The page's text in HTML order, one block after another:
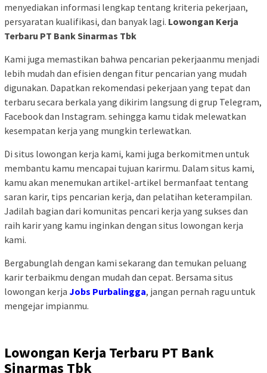
menyediakan informasi lengkap tentang kriteria pekerjaan,
persyaratan kualifikasi, dan banyak lagi. Lowongan Kerja
Terbaru PT Bank Sinarmas Tbk
Kami juga memastikan bahwa pencarian pekerjaanmu menjadi
lebih mudah dan efisien dengan fitur pencarian yang mudah
digunakan. Dapatkan rekomendasi pekerjaan yang tepat dan
terbaru secara berkala yang dikirim langsung di grup Telegram,
Facebook dan Instagram. sehingga kamu tidak melewatkan
kesempatan kerja yang mungkin terlewatkan.
Di situs lowongan kerja kami, kami juga berkomitmen untuk
membantu kamu mencapai tujuan karirmu. Dalam situs kami,
kamu akan menemukan artikel-artikel bermanfaat tentang
saran karir, tips pencarian kerja, dan pelatihan keterampilan.
Jadilah bagian dari komunitas pencari kerja yang sukses dan
raih karir yang kamu inginkan dengan situs lowongan kerja
kami.
Bergabunglah dengan kami sekarang dan temukan peluang
karir terbaikmu dengan mudah dan cepat. Bersama situs
lowongan kerja Jobs Purbalingga, jangan pernah ragu untuk
mengejar impianmu.
Lowongan Kerja Terbaru PT Bank
Sinarmas Tbk